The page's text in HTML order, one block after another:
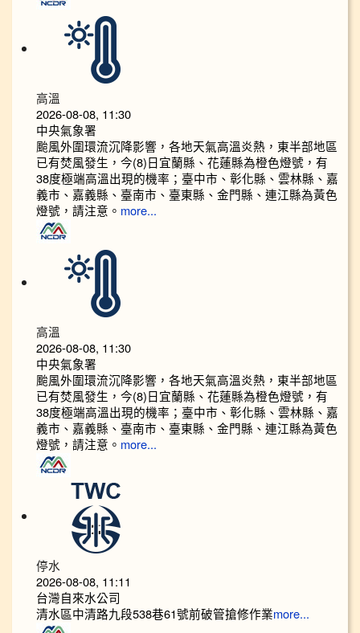
高溫
2026-08-08, 11:30
中央氣象署
颱風外圍環流沉降影響，各地天氣高溫炎熱，東半部地區
已有焚風發生，今(8)日宜蘭縣、花蓮縣為橙色燈號，有
38度極端高溫出現的機率；臺中市、彰化縣、雲林縣、嘉
義市、嘉義縣、臺南市、臺東縣、金門縣、連江縣為黃色
燈號，請注意。 more...
高溫
2026-08-08, 11:30
中央氣象署
颱風外圍環流沉降影響，各地天氣高溫炎熱，東半部地區
已有焚風發生，今(8)日宜蘭縣、花蓮縣為橙色燈號，有
38度極端高溫出現的機率；臺中市、彰化縣、雲林縣、嘉
義市、嘉義縣、臺南市、臺東縣、金門縣、連江縣為黃色
燈號，請注意。 more...
停水
2026-08-08, 11:11
台灣自來水公司
清水區中清路九段538巷61號前破管搶修作業more...